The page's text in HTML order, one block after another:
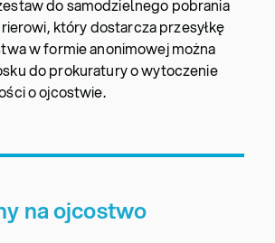
do samodzielnego pobrania
który dostarcza przesyłkę
w formie anonimowej można
do prokuratury o wytoczenie
o ojcostwie.
na ojcostwo